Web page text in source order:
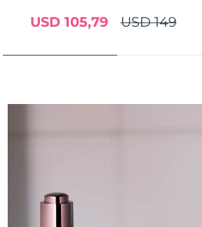
USD 149
USD 105,79